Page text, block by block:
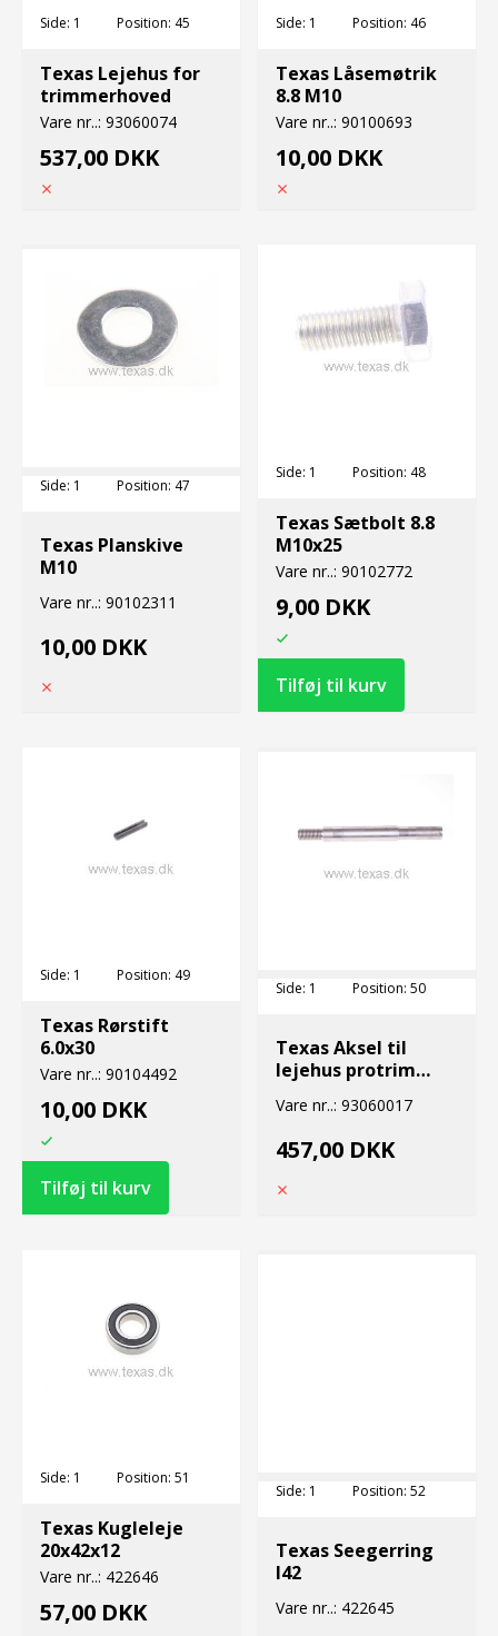
Side: 1 Position: 45
Texas Lejehus for
trimmerhoved
Vare nr..: 93060074
537,00 DKK
Side: 1 Position: 46
Texas Låsemøtrik
8.8 M10
Vare nr..: 90100693
10,00 DKK
Side: 1 Position: 47
Texas Planskive
M10
Vare nr..: 90102311
10,00 DKK
Side: 1 Position: 48
Texas Sætbolt 8.8
M10x25
Vare nr..: 90102772
9,00 DKK
Side: 1 Position: 49
Texas Rørstift
6.0x30
Vare nr..: 90104492
10,00 DKK
Side: 1 Position: 50
Texas Aksel til
lejehus protrim
Vare nr..: 93060017
457,00 DKK
Side: 1 Position: 51
Texas Kugleleje
20x42x12
Vare nr..: 422646
57,00 DKK
Side: 1 Position: 52
Texas Seegerring
I42
Vare nr..: 422645